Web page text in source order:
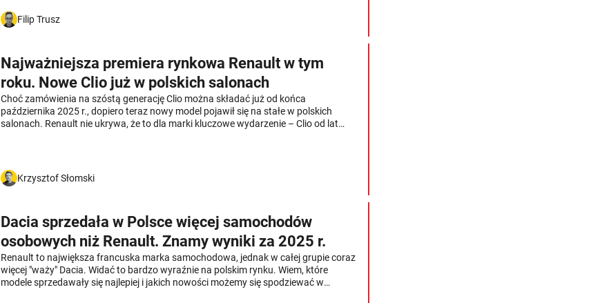
Filip Trusz
Najważniejsza premiera rynkowa Renault w tym
roku. Nowe Clio już w polskich salonach
Choć zamówienia na szóstą generację Clio można składać już od końca
października 2025 r., dopiero teraz nowy model pojawił się na stałe w polskich
salonach. Renault nie ukrywa, że to dla marki kluczowe wydarzenie – Clio od lat
Krzysztof Słomski
Dacia sprzedała w Polsce więcej samochodów
osobowych niż Renault. Znamy wyniki za 2025 r.
Renault to największa francuska marka samochodowa, jednak w całej grupie coraz
więcej "waży" Dacia. Widać to bardzo wyraźnie na polskim rynku. Wiem, które
modele sprzedawały się najlepiej i jakich nowości możemy się spodziewać w